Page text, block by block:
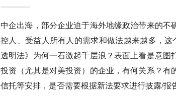
中企出海，部分企业迫于海外地缘政治带来的
控人、受益人所有人的需求和做法越来越多，
透明法》为何一石激起千层浪？表面上看是意
投资（尤其是对美投资）的企业，有何关系？有
信托等安排，是否需要根据新法要求进行披露/报